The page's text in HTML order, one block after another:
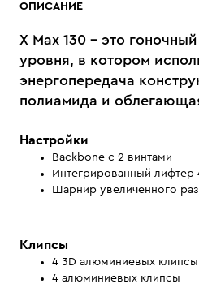
ОПИСАНИЕ
X Max 130 - это
уровня, в котором
энергопередача
полиамида и
Настройки
Backbone с 2 винтами
Интегрированный лифтер
Шарнир увеличенного
Клипсы
4 3D алюминиевых
4 алюминиевых клипсы